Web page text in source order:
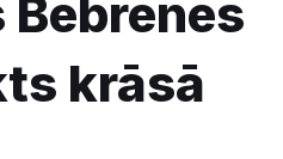
krāsā